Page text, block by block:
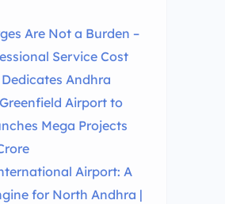
Are Not a Burden –
Service Cost
Andhra
Airport to
Mega Projects
Airport: A
for North Andhra |